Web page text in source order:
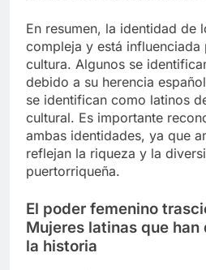
En resumen, la identidad de
compleja y está
cultura. Algunos se
debido a su herencia
se identifican como latinos
cultural. Es importante
ambas identidades, ya que
reflejan la riqueza y la
puertorriqueña.
El poder femenino
Mujeres latinas que han
la historia